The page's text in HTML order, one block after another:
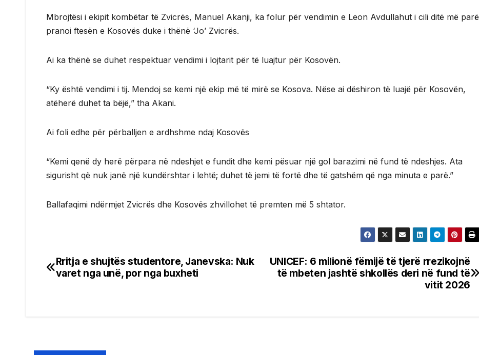
Mbrojtësi i ekipit kombëtar të Zvicrës, Manuel Akanji, ka folur për vendimin e Leon Avdullahut i cili ditë më parë
pranoi ftesën e Kosovës duke i thënë ‘Jo’ Zvicrës.
Ai ka thënë se duhet respektuar vendimi i lojtarit për të luajtur për Kosovën.
“Ky është vendimi i tij. Mendoj se kemi një ekip më të mirë se Kosova. Nëse ai dëshiron të luajë për Kosovën,
atëherë duhet ta bëjë,” tha Akani.
Ai foli edhe për përballjen e ardhshme ndaj Kosovës
“Kemi qenë dy herë përpara në ndeshjet e fundit dhe kemi pësuar një gol barazimi në fund të ndeshjes. Ata
sigurisht që nuk janë një kundërshtar i lehtë; duhet të jemi të fortë dhe të gatshëm që nga minuta e parë.”
Ballafaqimi ndërmjet Zvicrës dhe Kosovës zhvillohet të premten më 5 shtator.
Post
UNICEF: 6 milionë fëmijë të tjerë rrezikojnë
të mbeten jashtë shkollës deri në fund të
vitit 2026
Rritja e shujtës studentore, Janevska: Nuk
varet nga unë, por nga buxheti